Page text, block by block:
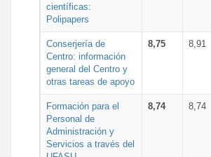
científicas:
Polipapers
Conserjería de
Centro: información
general del Centro y
otras tareas de apoyo
8,75 8,91
Formación para el
Personal de
Administración y
Servicios a través del
8,74 8,74